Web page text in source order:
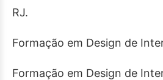
RJ.
Formação em Design de
Formação em Design de